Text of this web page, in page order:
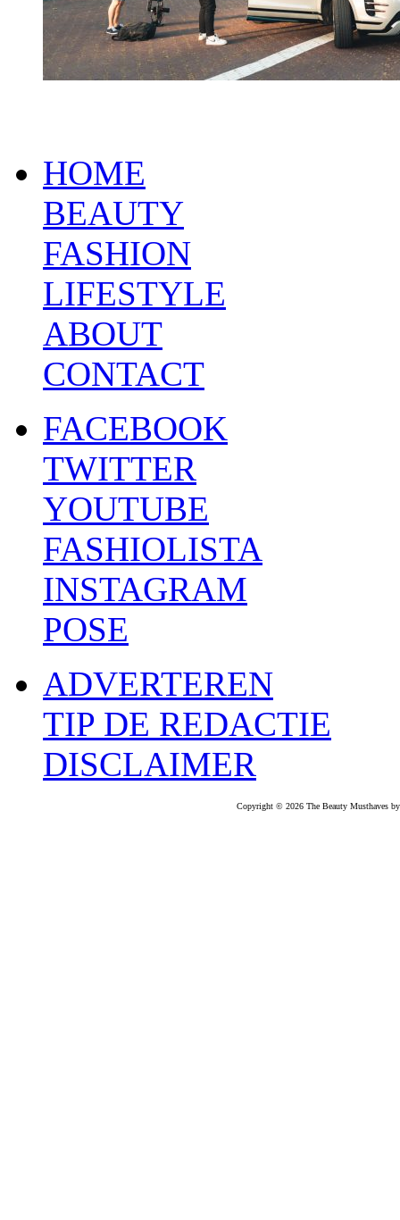
HOME
BEAUTY
FASHION
LIFESTYLE
ABOUT
CONTACT
FACEBOOK
TWITTER
YOUTUBE
FASHIOLISTA
INSTAGRAM
POSE
ADVERTEREN
TIP DE REDACTIE
DISCLAIMER
Copyright © 2026 The Beauty Musthaves